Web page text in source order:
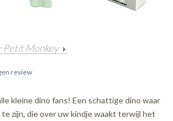
Petit Monkey
review
kleine dino fans! Een schattige dino waar
zijn, die over uw kindje waakt terwijl het